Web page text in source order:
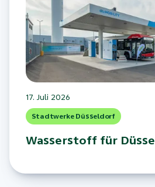
17. Juli 2026
Stadtwerke Düsseldorf
Wasserstoff für